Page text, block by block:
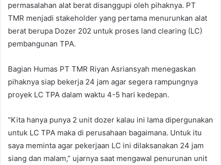
permasalahan alat berat disanggupi oleh pihaknya. PT
TMR menjadi stakeholder yang pertama menurunkan alat
berat berupa Dozer 202 untuk proses land clearing (LC)
pembangunan TPA.
Bagian Humas PT TMR Riyan Asriansyah menegaskan
pihaknya siap bekerja 24 jam agar segera rampungnya
proyek LC TPA dalam waktu 4-5 hari kedepan.
“Kita hanya punya 2 unit dozer kalau ini lama dipergunakan
untuk LC TPA maka di perusahaan bagaimana. Untuk itu
saya meminta agar pekerjaan LC ini dilaksanakan 24 jam
siang dan malam,” ujarnya saat mengawal penurunan unit